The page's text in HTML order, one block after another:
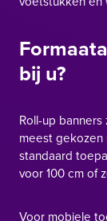
bij u?
Roll-up
meest gekozen
standaard
voor 100 cm of
Voor mobiele